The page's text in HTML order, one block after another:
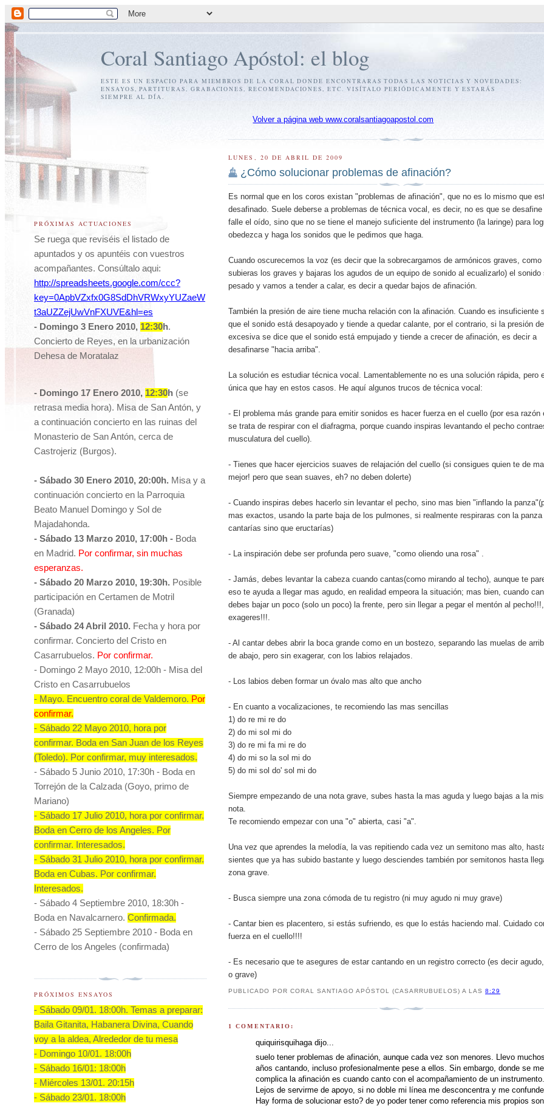
Coral Santiago Apóstol: el blog
ESTE ES UN ESPACIO PARA MIEMBROS DE LA CORAL DONDE ENCONTRARAS TODAS LAS NOTICIAS Y NOVEDADES:
ENSAYOS, PARTITURAS, GRABACIONES, RECOMENDACIONES, ETC. VISÍTALO PERIÓDICAMENTE Y ESTARÁS
SIEMPRE AL DÍA.
Volver a página web www.coralsantiagoapostol.com
LUNES, 20 DE ABRIL DE 2009
¿Cómo solucionar problemas de afinación?
Es normal que en los coros existan "problemas de afinación", que no es lo mismo que
desafinado. Suele deberse a problemas de técnica vocal, es decir, no es que se desafine
falle el oído, sino que no se tiene el manejo suficiente del instrumento (la laringe) para
obedezca y haga los sonidos que le pedimos que haga.
Cuando oscurecemos la voz (es decir que la sobrecargamos de armónicos graves, como
subieras los graves y bajaras los agudos de un equipo de sonido al ecualizarlo) el sonido
pesado y vamos a tender a calar, es decir a quedar bajos de afinación.
También la presión de aire tiene mucha relación con la afinación. Cuando es insuficiente
que el sonido está desapoyado y tiende a quedar calante, por el contrario, si la presión
excesiva se dice que el sonido está empujado y tiende a crecer de afinación, es decir a
desafinarse "hacia arriba".
La solución es estudiar técnica vocal. Lamentablemente no es una solución rápida, pero
única que hay en estos casos. He aquí algunos trucos de técnica vocal:
- El problema más grande para emitir sonidos es hacer fuerza en el cuello (por esa razón
se trata de respirar con el diafragma, porque cuando inspiras levantando el pecho
musculatura del cuello).
- Tienes que hacer ejercicios suaves de relajación del cuello (si consigues quien te de
mejor! pero que sean suaves, eh? no deben dolerte)
-Cuando inspiras debes hacerlo sin levantar el pecho, sino mas bien "inflando la
mas exactos, usando la parte baja de los pulmones, si realmente respiraras con la panza
cantarías sino que eructarías)
- La inspiración debe ser profunda pero suave, "como oliendo una rosa" .
- Jamás, debes levantar la cabeza cuando cantas(como mirando al techo), aunque te
eso te ayuda a llegar mas agudo, en realidad empeora la situación; mas bien, cuando
debes bajar un poco (solo un poco) la frente, pero sin llegar a pegar el mentón al
exageres!!!.
- Al cantar debes abrir la boca grande como en un bostezo, separando las muelas de
de abajo, pero sin exagerar, con los labios relajados.
- Los labios deben formar un óvalo mas alto que ancho
- En cuanto a vocalizaciones, te recomiendo las mas sencillas
1) do re mi re do
2) do mi sol mi do
3) do re mi fa mi re do
4) do mi so la sol mi do
5) do mi sol do' sol mi do
Siempre empezando de una nota grave, subes hasta la mas aguda y luego bajas a la
nota.
Te recomiendo empezar con una "o" abierta, casi "a".
Una vez que aprendes la melodía, la vas repitiendo cada vez un semitono mas alto,
sientes que ya has subido bastante y luego desciendes también por semitonos hasta
zona grave.
- Busca siempre una zona cómoda de tu registro (ni muy agudo ni muy grave)
- Cantar bien es placentero, si estás sufriendo, es que lo estás haciendo mal. Cuidado
fuerza en el cuello!!!!
- Es necesario que te asegures de estar cantando en un registro correcto (es decir
o grave)
PUBLICADO POR CORAL SANTIAGO APÓSTOL (CASARRUBUELOS) A LAS8:29
1 COMENTARIO:
quiquirisquihaga dijo...
suelo tener problemas de afinación, aunque cada vez son menores. Llevo muchos
años cantando, incluso profesionalmente pese a ellos. Sin embargo, donde se me
complica la afinación es cuando canto con el acompañamiento de un instrumento.
Lejos de servirme de apoyo, si no doble mi línea me desconcentra y me confunde.
Hay forma de solucionar esto? de yo poder tener como referencia mis propios
PRÓXIMAS ACTUACIONES
Se ruega que reviséis el listado de
apuntados y os apuntéis con vuestros
acompañantes. Consúltalo aqui:
http://spreadsheets.google.com/ccc?
key=0ApbVZxfx0G8SdDhVRWxyYUZaeW
t3aUZZejUwVnFXUVE&hl=es
- Domingo 3 Enero 2010, 12:30h.
Concierto de Reyes, en la urbanización
Dehesa de Moratalaz
- Domingo 17 Enero 2010, 12:30h (se
retrasa media hora). Misa de San Antón, y
a continuación concierto en las ruinas del
Monasterio de San Antón, cerca de
Castrojeriz (Burgos).
- Sábado 30 Enero 2010, 20:00h. Misa y a
continuación concierto en la Parroquia
Beato Manuel Domingo y Sol de
Majadahonda.
- Sábado 13 Marzo 2010, 17:00h - Boda
en Madrid. Por confirmar, sin muchas
esperanzas.
- Sábado 20 Marzo 2010, 19:30h. Posible
participación en Certamen de Motril
(Granada)
- Sábado 24 Abril 2010. Fecha y hora por
confirmar. Concierto del Cristo en
Casarrubuelos. Por confirmar.
- Domingo 2 Mayo 2010, 12:00h - Misa del
Cristo en Casarrubuelos
- Mayo. Encuentro coral de Valdemoro. Por
confirmar.
- Sábado 22 Mayo 2010, hora por
confirmar. Boda en San Juan de los Reyes
(Toledo). Por confirmar, muy interesados.
- Sábado 5 Junio 2010, 17:30h - Boda en
Torrejón de la Calzada (Goyo, primo de
Mariano)
- Sábado 17 Julio 2010, hora por confirmar.
Boda en Cerro de los Angeles. Por
confirmar. Interesados.
- Sábado 31 Julio 2010, hora por confirmar.
Boda en Cubas. Por confirmar.
Interesados.
- Sábado 4 Septiembre 2010, 18:30h -
Boda en Navalcarnero. Confirmada.
- Sábado 25 Septiembre 2010 - Boda en
Cerro de los Angeles (confirmada)
PRÓXIMOS ENSAYOS
- Sábado 09/01. 18:00h. Temas a preparar:
Baila Gitanita, Habanera Divina, Cuando
voy a la aldea, Alrededor de tu mesa
- Domingo 10/01. 18:00h
- Sábado 16/01: 18:00h
- Miércoles 13/01. 20:15h
- Sábado 23/01. 18:00h